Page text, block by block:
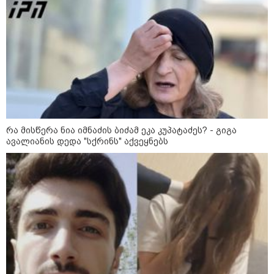
11:36 / 08-08-2026
წელიწადნახევარში საქართველოში 164
ადამიანი დაიკარგა - 57 პირს ამ დრომდე
ეძებენ
რა მისწერა ნია იმნაძის ბიძამ ეკა კუპატაძეს? - გიგა
ავალიანის დედა "სქრინს" აქვეყნებს